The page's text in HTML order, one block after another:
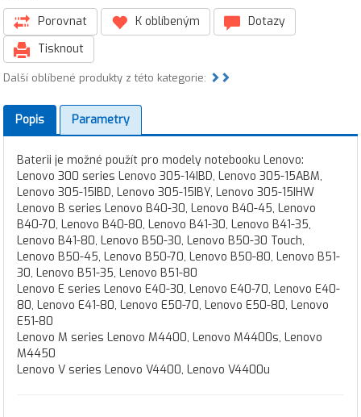
Porovnat K oblíbeným
Dotazy
Tisknout
Další oblíbené produkty z této kategorie:
Popis Parametry
Baterii je možné použít pro modely notebooku Lenovo:
Lenovo 300 series Lenovo 305-14IBD, Lenovo 305-15ABM,
Lenovo 305-15IBD, Lenovo 305-15IBY, Lenovo 305-15IHW
Lenovo B series Lenovo B40-30, Lenovo B40-45, Lenovo
B40-70, Lenovo B40-80, Lenovo B41-30, Lenovo B41-35,
Lenovo B41-80, Lenovo B50-30, Lenovo B50-30 Touch,
Lenovo B50-45, Lenovo B50-70, Lenovo B50-80, Lenovo B51-
30, Lenovo B51-35, Lenovo B51-80
Lenovo E series Lenovo E40-30, Lenovo E40-70, Lenovo E40-
80, Lenovo E41-80, Lenovo E50-70, Lenovo E50-80, Lenovo
E51-80
Lenovo M series Lenovo M4400, Lenovo M4400s, Lenovo
M4450
Lenovo V series Lenovo V4400, Lenovo V4400u